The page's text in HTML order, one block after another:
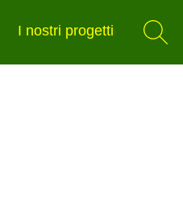
I nostri progetti